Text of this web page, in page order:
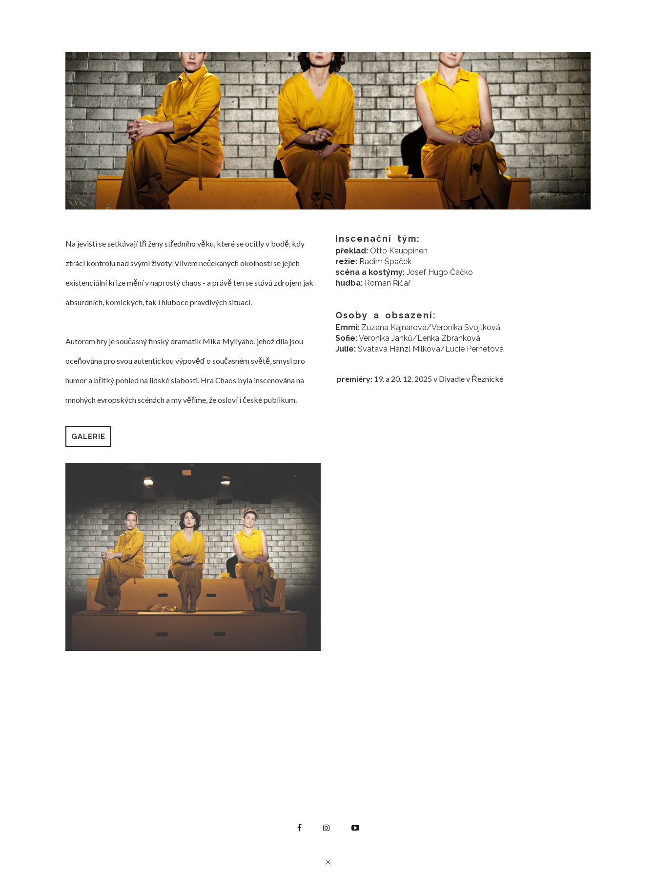
Na jevišti se setkávají tři ženy středního věku, které se ocitly v bodě, kdy
ztrácí kontrolu nad svými životy. Vlivem nečekaných okolností se jejich
existenciální krize mění v naprostý chaos - a právě ten se stává zdrojem jak
absurdních, komických, tak i hluboce pravdivých situací.
Autorem hry je současný finský dramatik Mika Myllyaho, jehož díla jsou
oceňována pro svou autentickou výpověď o současném světě, smysl pro
humor a břitký pohled na lidské slabosti. Hra Chaos byla inscenována na
mnohých evropských scénách a my věříme, že osloví i české publikum.
GALERIE
Inscenační tým:
překlad: Otto Kauppinen
režie: Radim Špaček
scéna a kostýmy: Josef Hugo Čačko
hudba: Roman Říčař
Osoby a obsazení:
Emmi: Zuzana Kajnarová/Veronika Svojtková
Sofie:Veronika Janků/Lenka Zbranková
Julie: Svatava Hanzl Milková/Lucie Pernetová
premiéry: 19. a 20. 12. 2025 v Divadle v Řeznické